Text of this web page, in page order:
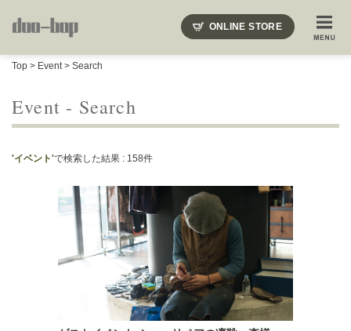
ONLINE STORE
Top > Event> Search
Event - Search
'イベント'で検索した結果 : 158件